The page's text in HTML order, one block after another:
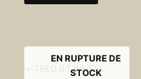
EN RUPTURE DE
STOCK